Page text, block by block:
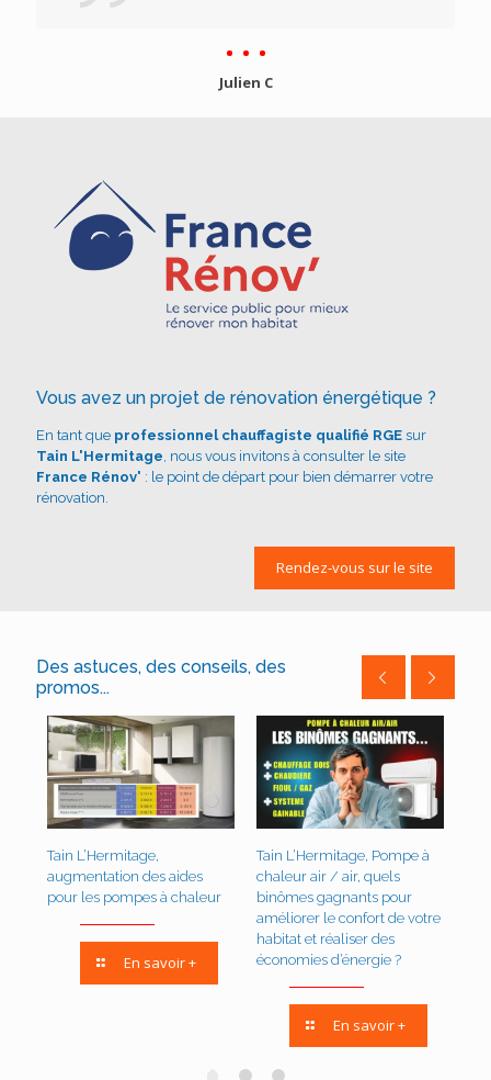
Julien C
Vous avez un projet de rénovation énergétique ?
En tant que professionnel chauffagiste qualifié RGE sur
Tain L'Hermitage , nous vous invitons à consulter le site
France Rénov' : le point de départ pour bien démarrer votre
rénovation.
Rendez-vous sur le site
Des astuces, des conseils, des
promos...
Tain L’Hermitage,
augmentation des aides
pour les pompes à chaleur
En savoir +
Tain L’Hermitage, Pompe à
chaleur air / air, quels
binômes gagnants pour
améliorer le confort de votre
habitat et réaliser des
économies d’énergie ?
En savoir +